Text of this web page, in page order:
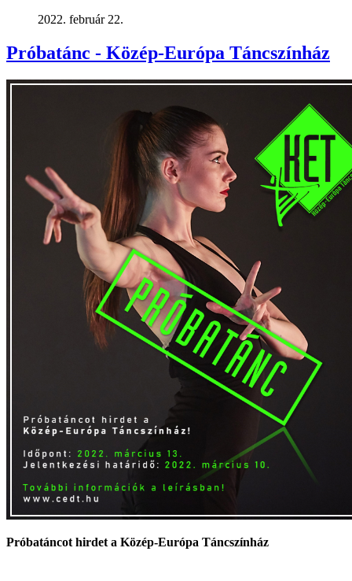
2022. február 22.
Próbatánc - Közép-Európa Táncszínház
Próbatáncot hirdet a Közép-Európa Táncszínház